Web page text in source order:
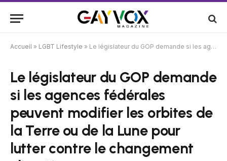
Accueil » LGBT Lifestyle » Le législateur du GOP demande si les agences fédérales peuvent modifier les orbites de la Terre ou de la Lune pour lutter contre le changement climatique
Le législateur du GOP demande
si les agences fédérales
peuvent modifier les orbites de
la Terre ou de la Lune pour
lutter contre le changement